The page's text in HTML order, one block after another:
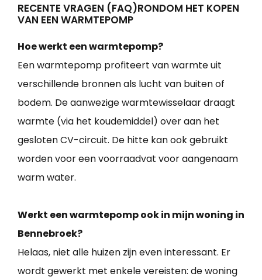
RECENTE VRAGEN (FAQ)RONDOM HET KOPEN
VAN EEN WARMTEPOMP
Hoe werkt een warmtepomp?
Een warmtepomp profiteert van warmte uit
verschillende bronnen als lucht van buiten of
bodem. De aanwezige warmtewisselaar draagt
warmte (via het koudemiddel) over aan het
gesloten CV-circuit. De hitte kan ook gebruikt
worden voor een voorraadvat voor aangenaam
warm water.
Werkt een warmtepomp ook in mijn woning in
Bennebroek?
Helaas, niet alle huizen zijn even interessant. Er
wordt gewerkt met enkele vereisten: de woning